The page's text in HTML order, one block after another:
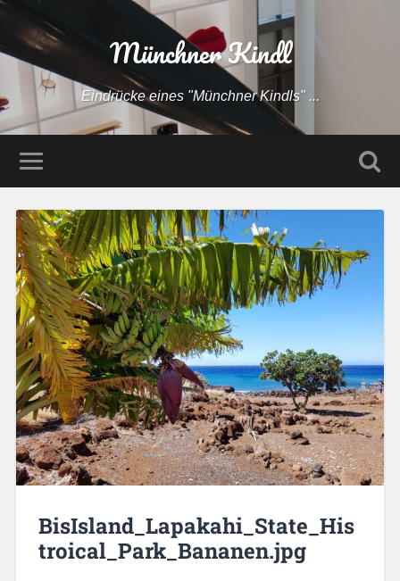
Münchner Kindl
Eindrücke eines "Münchner Kindls" ...
BisIsland_Lapakahi_State_His
troical_Park_Bananen.jpg